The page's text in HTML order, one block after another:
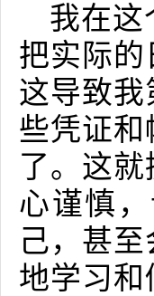
我在这
把实际
这导致
些凭证
了。这
心谨慎
己，甚
地学习